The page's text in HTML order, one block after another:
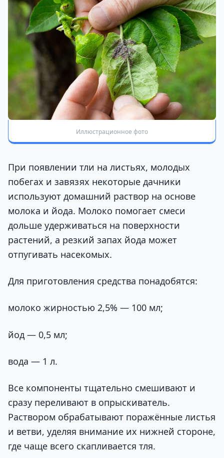
Иллюстрационное фото
При появлении тли на листьях, молодых
побегах и завязях некоторые дачники
используют домашний раствор на основе
молока и йода. Молоко помогает смеси
дольше удерживаться на поверхности
растений, а резкий запах йода может
отпугивать насекомых.
Для приготовления средства понадобятся:
молоко жирностью 2,5% — 100 мл;
йод — 0,5 мл;
вода — 1 л.
Все компоненты тщательно смешивают и
сразу переливают в опрыскиватель.
Раствором обрабатывают поражённые листья
и ветви, уделяя внимание их нижней стороне,
где чаще всего скапливается тля.